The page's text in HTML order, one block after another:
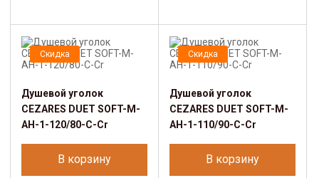
Скидка
Душевой уголок
CEZARES DUET SOFT-M-
AH-1-120/80-C-Cr
В корзину
Скидка
Душевой уголок
CEZARES DUET SOFT-M-
AH-1-110/90-C-Cr
В корзину